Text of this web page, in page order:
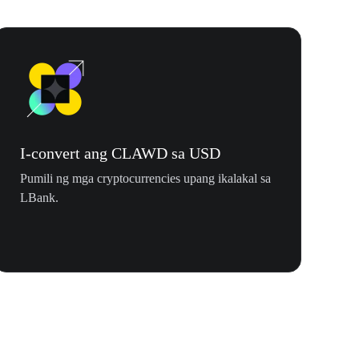
I-convert ang CLAWD sa USD
Pumili ng mga cryptocurrencies upang ikalakal sa
LBank.